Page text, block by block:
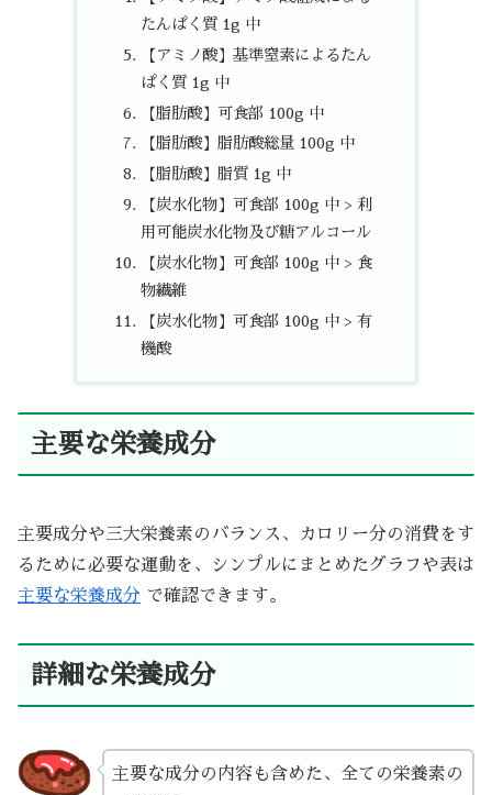
たんぱく質 1g 中
【アミノ酸】基準窒素によるたん
ぱく質 1g 中
【脂肪酸】可食部 100g 中
【脂肪酸】脂肪酸総量 100g 中
【脂肪酸】脂質 1g 中
【炭水化物】可食部 100g 中 > 利
用可能炭水化物及び糖アルコール
【炭水化物】可食部 100g 中 > 食
物繊維
【炭水化物】可食部 100g 中 > 有
機酸
主要な栄養成分
主要成分や三大栄養素のバランス、カロリー分の消費をす
るために必要な運動を、シンプルにまとめたグラフや表は
主要な栄養成分 で確認できます。
詳細な栄養成分
主要な成分の内容も含めた、全ての栄養素の